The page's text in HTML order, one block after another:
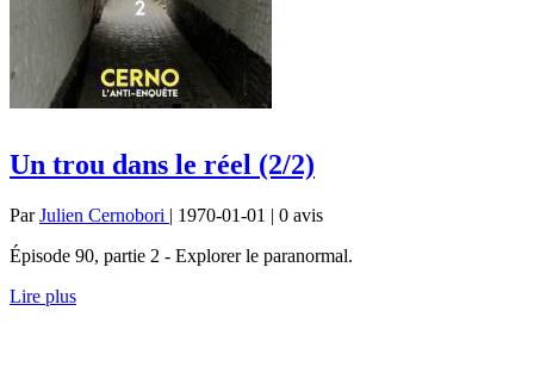
Un trou dans le réel (2/2)
ParJulien Cernobori | 1970-01-01 | 0 avis
Épisode 90, partie 2 - Explorer le paranormal.
Lire plus